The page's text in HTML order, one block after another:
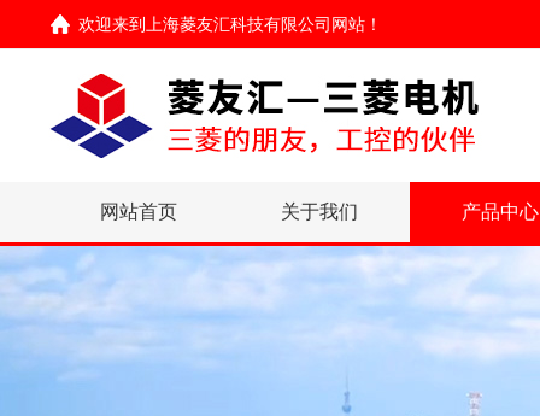
欢迎来到 上海菱友汇科技有限公司网站 ！
网站首页 关于我们 产品中心